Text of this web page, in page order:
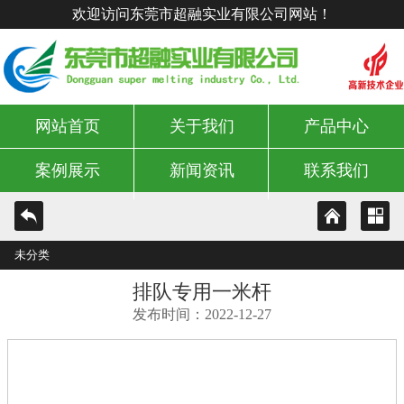
欢迎访问东莞市超融实业有限公司网站！
网站首页 关于我们 产品中心
案例展示 新闻资讯 联系我们
未分类
排队专用一米杆
发布时间：2022-12-27